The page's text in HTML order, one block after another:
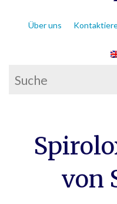
Über uns
This is a search
von